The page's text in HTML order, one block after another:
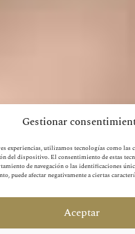
Gestionar
experiencias, utilizamos tecnologías como las
del dispositivo. El consentimiento de estas
de navegación o las identificaciones
puede afectar negativamente a ciertas
Aceptar